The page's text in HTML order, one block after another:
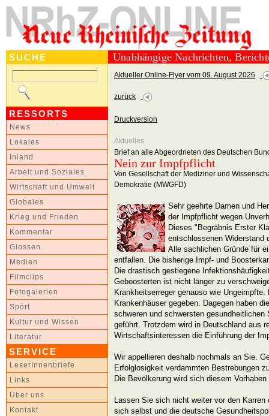
SUCHE
RESSORTS
News
Lokales
Inland
Arbeit und Soziales
Wirtschaft und Umwelt
Globales
Krieg und Frieden
Kommentar
Glossen
Medien
Filmclips
Fotogalerien
Sport
Kultur und Wissen
Literatur
SERVICE
LeserInnenbriefe
Links
Über uns
Kontakt
Unabhängige Nachrichten,
Aktueller Online-Flyer vom 09. August 2026
zurück
Druckversion
Aktuelles
Brief an alle Abgeordneten des Deutschen
Nein zur Impfpflicht
Von Gesellschaft der Mediziner und
Demokratie (MWGFD)
Sehr geehrte Damen und
der Impfpflicht wegen
Dieses "Begräbnis Erster
entschlossenen Widerstand
Alle sachlichen Gründe für
entfallen. Die bisherige Impf- und
Die drastisch gestiegene
Geboosterten ist nicht länger zu
Krankheitserreger genauso wie
Krankenhäuser gegeben. Dagegen haben
schweren und schwersten
geführt. Trotzdem wird in Deutschland aus
Wirtschaftsinteressen die Einführung der
Wir appellieren deshalb nochmals an Sie.
Erfolglosigkeit verdammten Bestrebungen
Die Bevölkerung wird sich diesem
Lassen Sie sich nicht weiter vor den
sich selbst und die deutsche